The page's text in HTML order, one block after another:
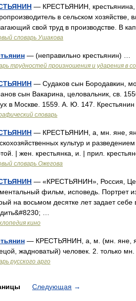
— КРЕСТЬЯНИН, крестьянина,
в сельском
свой труд в производстве. В
словарь Ушакова
— (неправильно крестьянин) …
трудностей произношения и ударения в
— Судаков сын Бородавкин,
сын Вакарина, целовальник, св.
в Москве. 1559. А. Ю. 147.
словарь
— КРЕСТЬЯНИН, а, мн. яне,
культур и
| жен. крестьянка, и. | прил.
словарь Ожегова
— «КРЕСТЬЯНИН», Россия,
фильм, исповедь. Портрет
на восьмом десятке лет задает
…
кино
— КРЕСТЬЯНИН, а, м. (мн. яне,
жадноватый) человек. 2. только
русского арго
Следующая →